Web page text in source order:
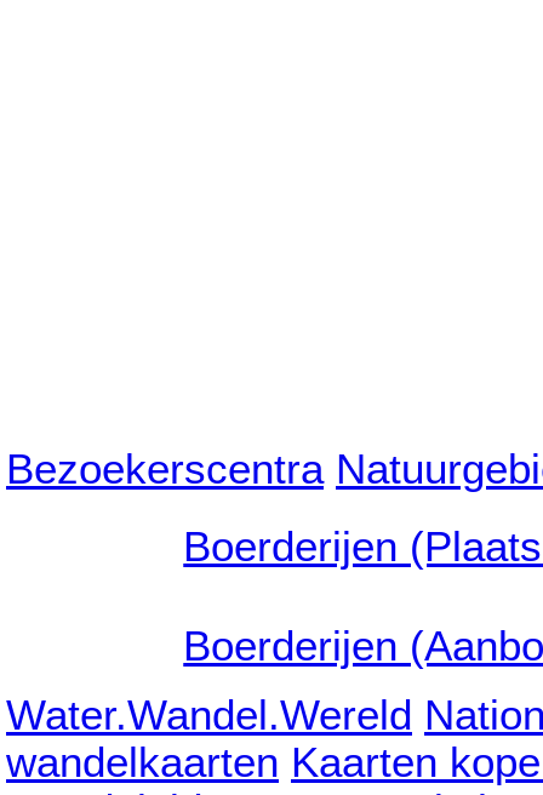
Bezoekerscentra
Boerderijen
Boerderijen
Water.Wandel.Wereld
wandelkaarten Kaarten